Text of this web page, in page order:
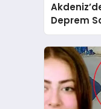
Deprem